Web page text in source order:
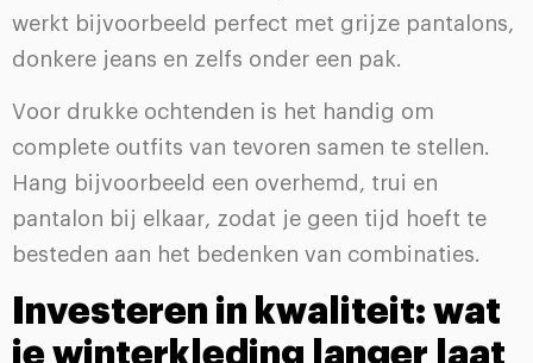
werkt bijvoorbeeld perfect met grijze pantalons,
donkere jeans en zelfs onder een pak.
Voor drukke ochtenden is het handig om
complete outfits van tevoren samen te stellen.
Hang bijvoorbeeld een overhemd, trui en
pantalon bij elkaar, zodat je geen tijd hoeft te
besteden aan het bedenken van combinaties.
Investeren in kwaliteit: wat
je winterkleding langer laat